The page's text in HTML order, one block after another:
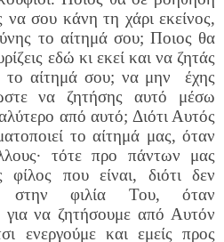
να σου κάνη τη χάρι εκείνος,
το αίτημά σου; Ποιος θα
εδώ κι εκεί και να ζητάς
το αίτημά σου; να μην έχης
να ζητήσης αυτό μέσω
από αυτό; Διότι Αυτός
το αίτημά μας, όταν
τότε προ πάντων μας
φίλος που είναι, διότι δεν
στην φιλία Του, όταν
για να ζητήσουμε από Αυτόν
ενεργούμε και εμείς προς